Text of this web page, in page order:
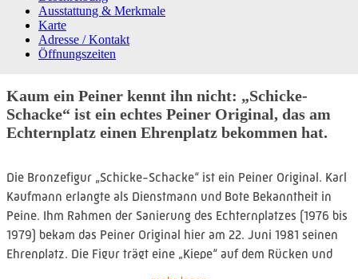
Ausstattung & Merkmale
Karte
Adresse / Kontakt
Öffnungszeiten
Kaum ein Peiner kennt ihn nicht: „Schicke-
Schacke“ ist ein echtes Peiner Original, das am
Echternplatz einen Ehrenplatz bekommen hat.
Die Bronzefigur „Schicke-Schacke“ ist ein Peiner Original. Karl
Kaufmann erlangte als Dienstmann und Bote Bekanntheit in
Peine. Ihm Rahmen der Sanierung des Echternplatzes (1976 bis
1979) bekam das Peiner Original hier am 22. Juni 1981 seinen
Ehrenplatz. Die Figur trägt eine „Kiepe“ auf dem Rücken und